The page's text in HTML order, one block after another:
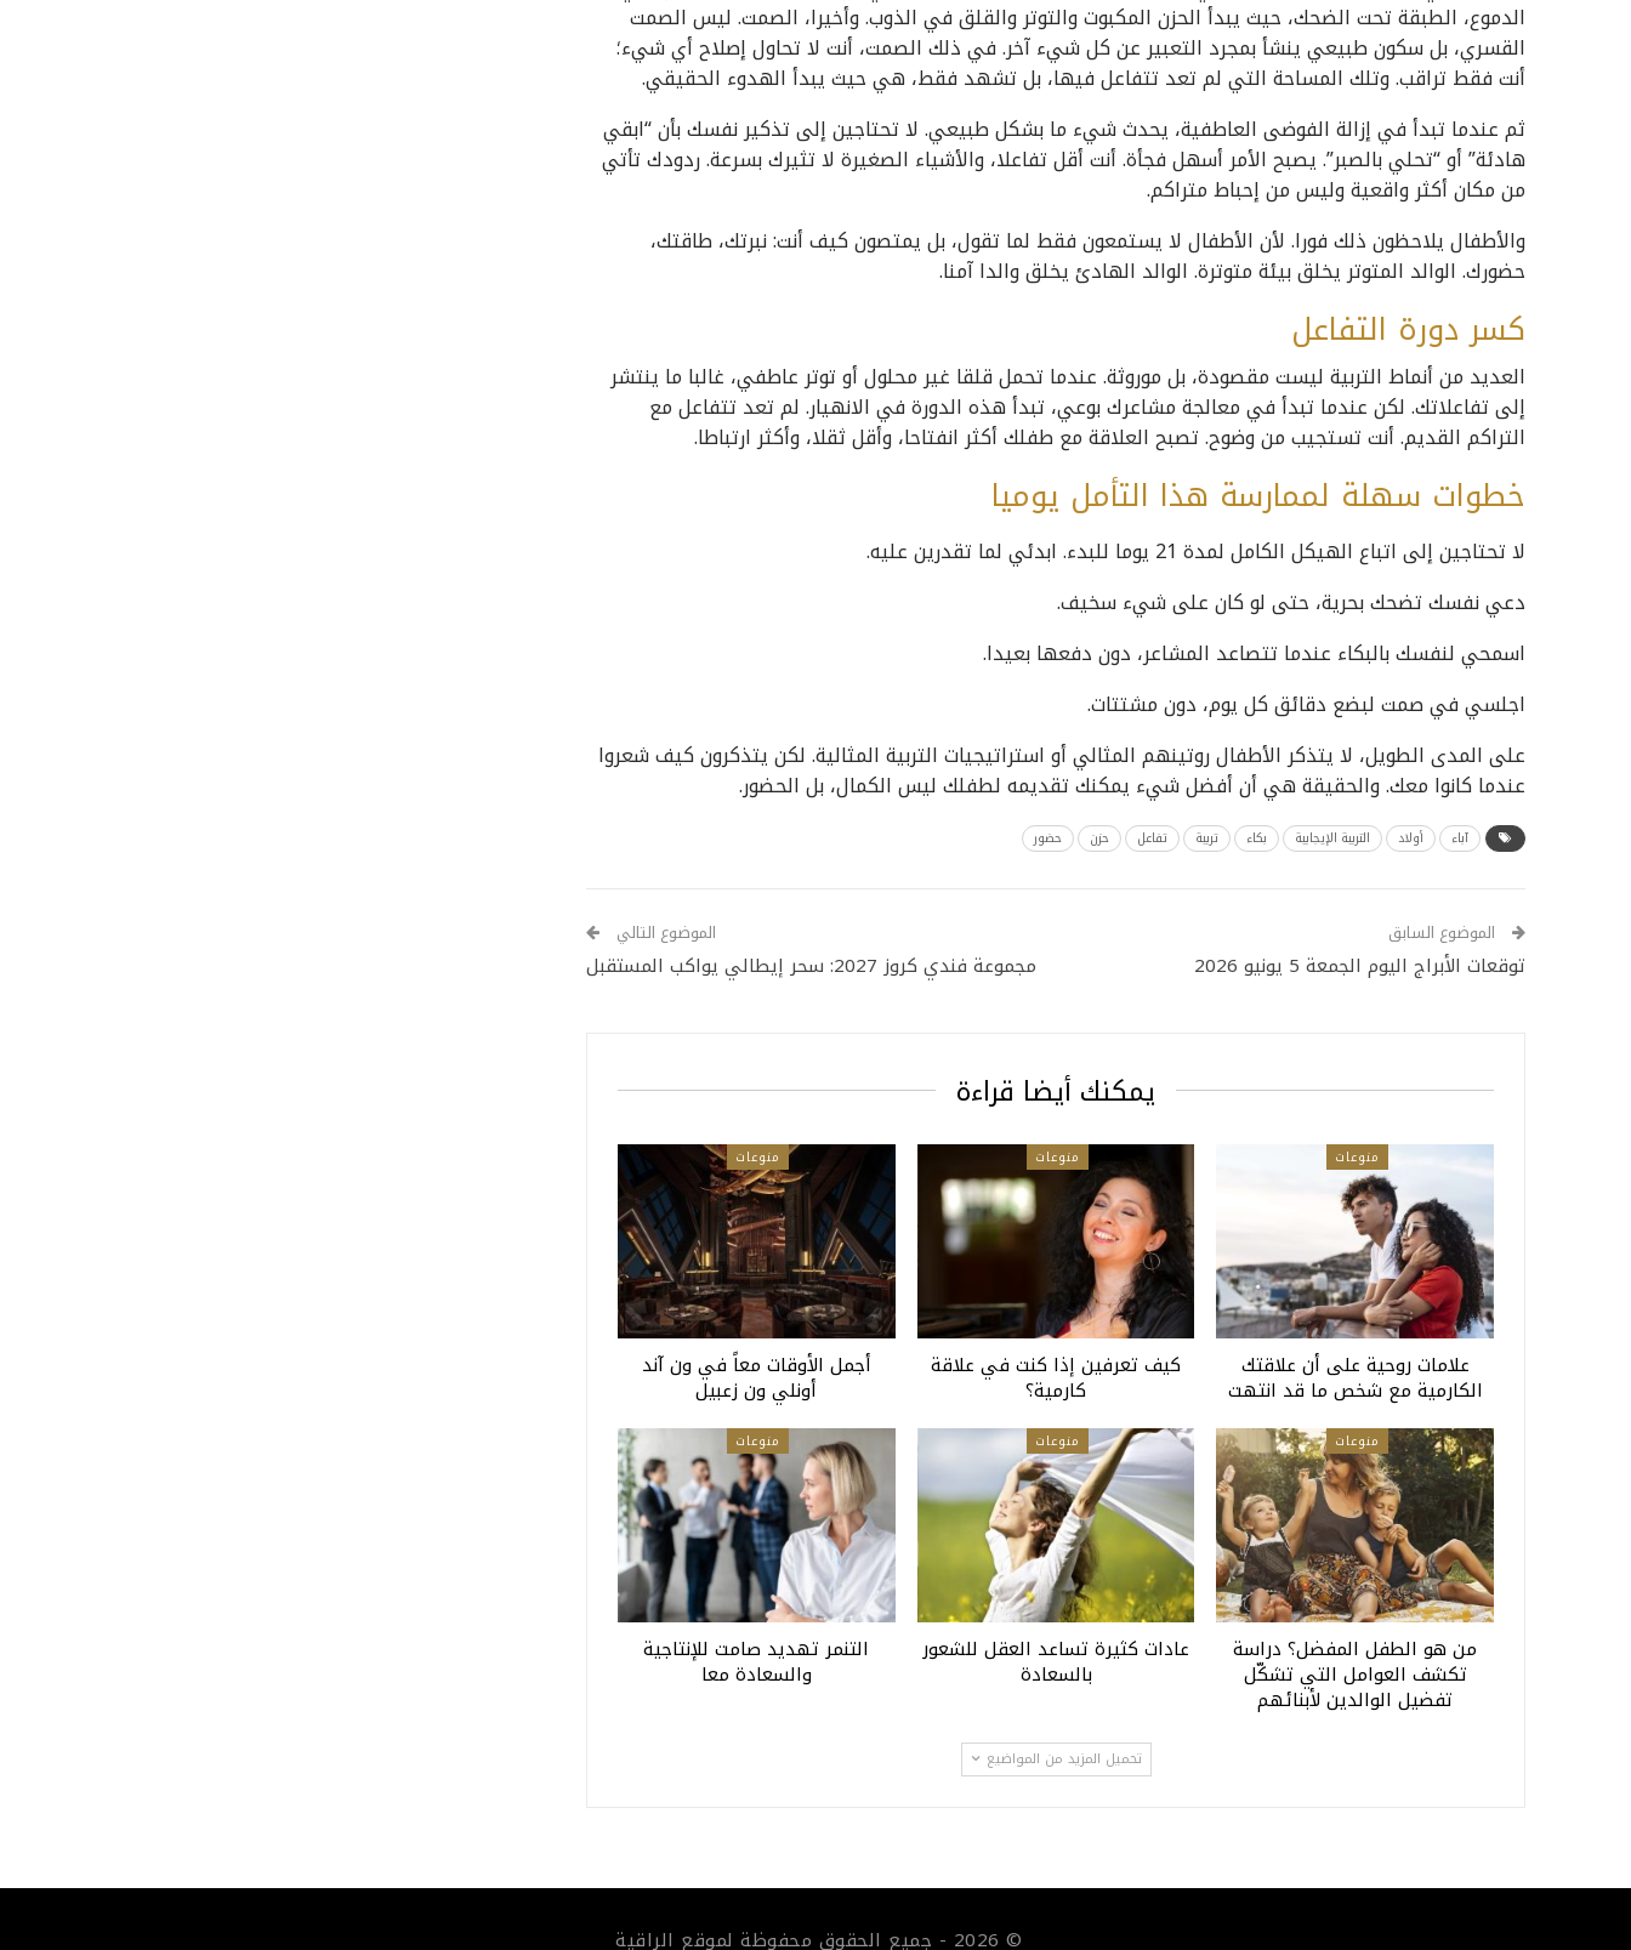
الدموع، الطبقة تحت الضحك، حيث يبدأ الحزن المكبوت والتوتر والقلق في الذوب. وأخيرا، الصمت. ليس الصمت
القسري، بل سكون طبيعي ينشأ بمجرد التعبير عن كل شيء آخر. في ذلك الصمت، أنت لا تحاول إصلاح أي شيء؛
أنت فقط تراقب. وتلك المساحة التي لم تعد تتفاعل فيها، بل تشهد فقط، هي حيث يبدأ الهدوء الحقيقي.
ثم عندما تبدأ في إزالة الفوضى العاطفية، يحدث شيء ما بشكل طبيعي. لا تحتاجين إلى تذكير نفسك بأن “ابقي
هادئة” أو “تحلي بالصبر”. يصبح الأمر أسهل فجأة. أنت أقل تفاعلا، والأشياء الصغيرة لا تثيرك بسرعة. ردودك تأتي
من مكان أكثر واقعية وليس من إحباط متراكم.
والأطفال يلاحظون ذلك فورا. لأن الأطفال لا يستمعون فقط لما تقول، بل يمتصون كيف أنت: نبرتك، طاقتك،
حضورك. الوالد المتوتر يخلق بيئة متوترة. الوالد الهادئ يخلق والدا آمنا.
كسر دورة التفاعل
العديد من أنماط التربية ليست مقصودة، بل موروثة. عندما تحمل قلقا غير محلول أو توتر عاطفي، غالبا ما ينتشر
إلى تفاعلاتك. لكن عندما تبدأ في معالجة مشاعرك بوعي، تبدأ هذه الدورة في الانهيار. لم تعد تتفاعل مع
التراكم القديم. أنت تستجيب من وضوح. تصبح العلاقة مع طفلك أكثر انفتاحا، وأقل ثقلا، وأكثر ارتباطا.
خطوات سهلة لممارسة هذا التأمل يوميا
لا تحتاجين إلى اتباع الهيكل الكامل لمدة 21 يوما للبدء. ابدئي لما تقدرين عليه.
دعي نفسك تضحك بحرية، حتى لو كان على شيء سخيف.
اسمحي لنفسك بالبكاء عندما تتصاعد المشاعر، دون دفعها بعيدا.
اجلسي في صمت لبضع دقائق كل يوم، دون مشتتات.
على المدى الطويل، لا يتذكر الأطفال روتينهم المثالي أو استراتيجيات التربية المثالية. لكن يتذكرون كيف شعروا
عندما كانوا معك. والحقيقة هي أن أفضل شيء يمكنك تقديمه لطفلك ليس الكمال، بل الحضور.
آباء أولاد التربية الإيجابية بكاء تربية تفاعل حزن حضور
الموضوع السابق
توقعات الأبراج اليوم الجمعة 5 يونيو 2026
الموضوع التالي
مجموعة فندي كروز 2027: سحر إيطالي يواكب المستقبل
يمكنك أيضا قراءة
منوعات
علامات روحية على أن علاقتك
الكارمية مع شخص ما قد انتهت
منوعات
كيف تعرفين إذا كنت في علاقة
كارمية؟
منوعات
أجمل الأوقات معاً في ون آند
أونلي ون زعبيل
منوعات
من هو الطفل المفضل؟ دراسة
تكشف العوامل التي تشكّل
تفضيل الوالدين لأبنائهم
منوعات
عادات كثيرة تساعد العقل للشعور
بالسعادة
منوعات
التنمر تهديد صامت للإنتاجية
والسعادة معا
تحميل المزيد من المواضيع
© 2026 - جميع الحقوق محفوظة لموقع الراقية